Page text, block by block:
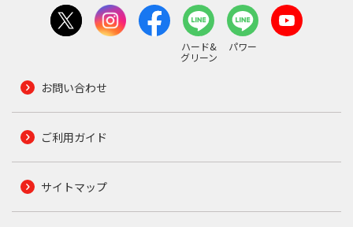
ハード&
グリーン
パワー
お問い合わせ
ご利用ガイド
サイトマップ